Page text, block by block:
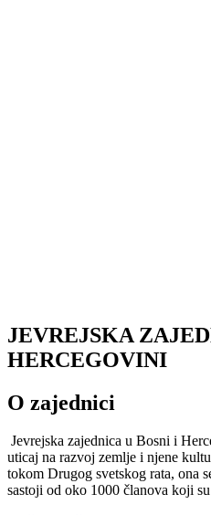
JEVREJSKA
HERCEGOVINI
O zajednici
Jevrejska zajednica u Bosni i
uticaj na razvoj zemlje i njene
tokom Drugog svetskog rata, ona
sastoji od oko 1000 članova koji